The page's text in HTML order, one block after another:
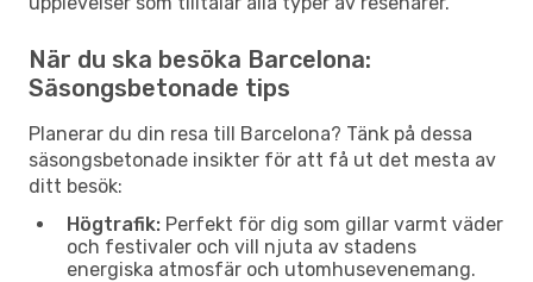
När du ska besöka Barcelona:
Säsongsbetonade tips
Planerar du din resa till Barcelona? Tänk på dessa
säsongsbetonade insikter för att få ut det mesta av
ditt besök:
Högtrafik: Perfekt för dig som gillar varmt väder
och festivaler och vill njuta av stadens
energiska atmosfär och utomhusevenemang.